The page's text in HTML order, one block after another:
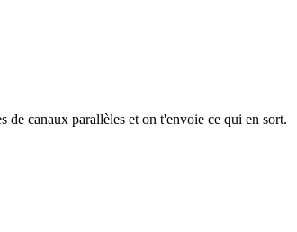
de canaux parallèles et on t'envoie ce qui en sort.